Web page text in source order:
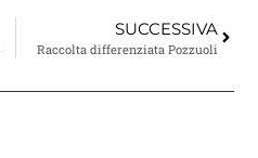
SUCCESSIVA
Raccolta differenziata Pozzuoli